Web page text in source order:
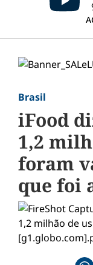
Brasil
iFood
1,2
foram
que foi